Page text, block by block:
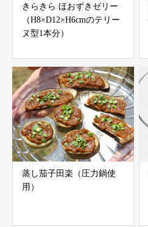
きらきら ほおずきゼリー
（H8×D12×H6cmのテリー
ヌ型1本分）
蒸し茄子田楽（圧力鍋使
用）